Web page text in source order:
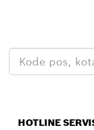
HOTLINE